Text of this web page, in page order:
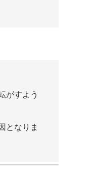
がすよう
となりま